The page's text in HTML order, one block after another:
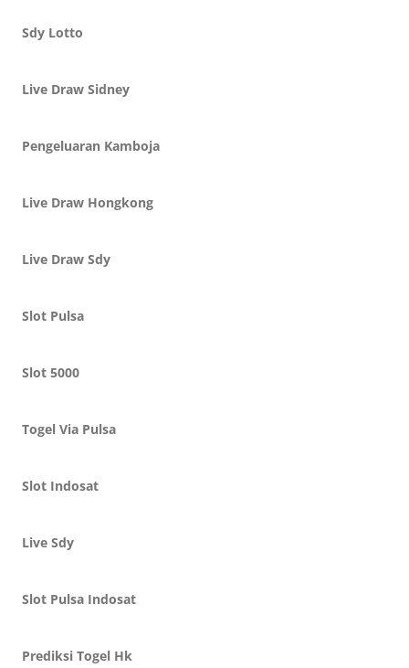
Sdy Lotto
Live Draw Sidney
Pengeluaran Kamboja
Live Draw Hongkong
Live Draw Sdy
Slot Pulsa
Slot 5000
Togel Via Pulsa
Slot Indosat
Live Sdy
Slot Pulsa Indosat
Prediksi Togel Hk